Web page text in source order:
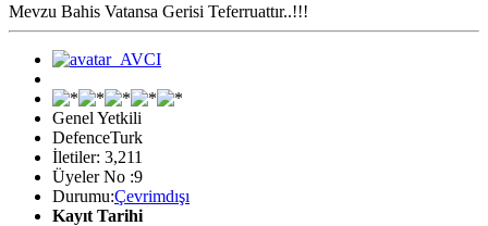
Mevzu Bahis Vatansa Gerisi Teferruattır..!!!
Genel Yetkili
DefenceTurk
İletiler: 3,211
Üyeler No :9
Durumu:Çevrimdışı
Kayıt Tarihi